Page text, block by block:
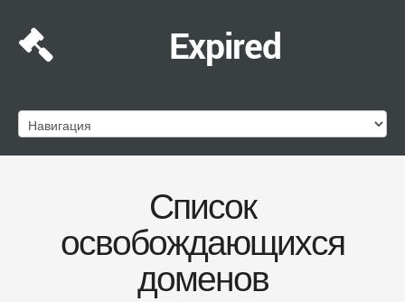
Expired
Список
освобождающихся
доменов